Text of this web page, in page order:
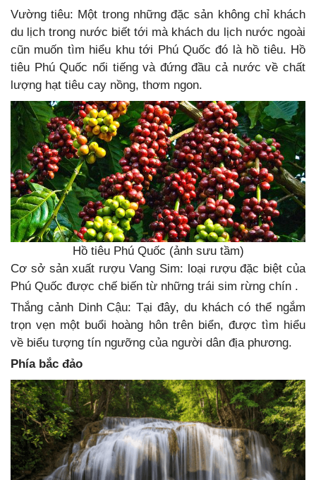
Vường tiêu: Một trong những đặc sản không chỉ khách
du lịch trong nước biết tới mà khách du lịch nước ngoài
cũn muốn tìm hiểu khu tới Phú Quốc đó là hồ tiêu. Hồ
tiêu Phú Quốc nổi tiếng và đứng đầu cả nước về chất
lượng hạt tiêu cay nồng, thơm ngon.
Hồ tiêu Phú Quốc (ảnh sưu tầm)
Cơ sở sản xuất rượu Vang Sim: loại rượu đặc biệt của
Phú Quốc được chế biến từ những trái sim rừng chín .
Thắng cảnh Dinh Cậu: Tại đây, du khách có thể ngắm
trọn vẹn một buổi hoàng hôn trên biển, được tìm hiểu
về biểu tượng tín ngưỡng của người dân địa phương.
Phía bắc đảo